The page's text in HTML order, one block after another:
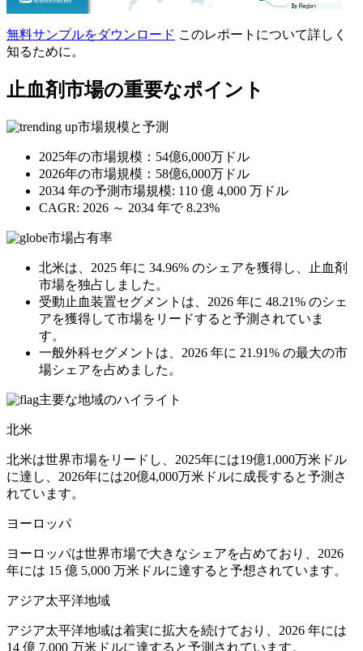
無料サンプルをダウンロード このレポートについて詳しく
知るために。
止血剤市場の重要なポイント
市場規模と予測
2025年の市場規模：54億6,000万ドル
2026年の市場規模：58億6,000万ドル
2034 年の予測市場規模: 110 億 4,000 万ドル
CAGR: 2026 ～ 2034 年で 8.23%
市場占有率
北米は、2025 年に 34.96% のシェアを獲得し、止血剤
市場を独占しました。
受動止血装置セグメントは、2026 年に 48.21% のシェ
アを獲得して市場をリードすると予測されていま
す。
一般外科セグメントは、2026 年に 21.91% の最大の市
場シェアを占めました。
主要な地域のハイライト
北米
北米は世界市場をリードし、2025年には19億1,000万米ドル
に達し、2026年には20億4,000万米ドルに成長すると予測さ
れています。
ヨーロッパ
ヨーロッパは世界市場で大きなシェアを占めており、2026
年には 15 億 5,000 万米ドルに達すると予想されています。
アジア太平洋地域
アジア太平洋地域は着実に拡大を続けており、2026 年には
14 億 7,000 万米ドルに達すると予測されています。